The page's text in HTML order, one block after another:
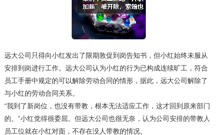
远大公司只得向小红发出了限期敦促到岗告知书，但小红始终未服从
安排到岗进行工作。远大公司认为小红的行为已构成连续旷工，符合
员工手册中规定的可以解除劳动合同的情形，据此，远大公司解除了
与小红的劳动合同关系。
“我到了新岗位，也没有带教，根本无法适应工作，这才回到原来部门
的。”小红觉得很委屈。但远大公司也很无奈，认为公司安排的带教人
员工位就在小红对面，不存在没人带教的情况。